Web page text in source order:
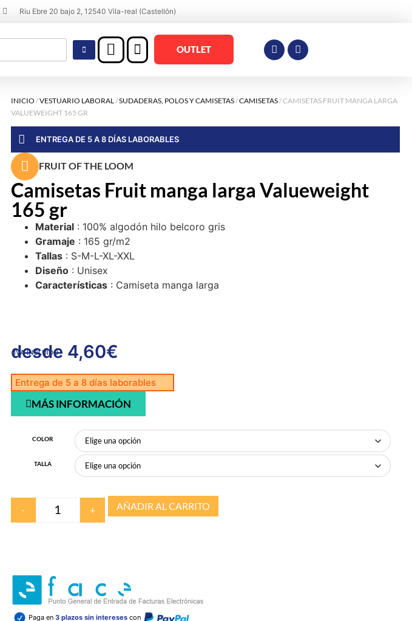
Riu Ebre 20 bajo 2, 12540 Vila-real (Castellón)
OUTLET
INICIO /VESTUARIO LABORAL /SUDADERAS, POLOS Y CAMISETAS/CAMISETAS/ CAMISETAS FRUIT MANGA LARGA
VALUEWEIGHT 165 GR
ENTREGA DE 5 A 8 DÍAS LABORABLES
FRUIT OF THE LOOM
Camisetas Fruit manga larga Valueweight
165 gr
Material: 100% algodón hilo belcoro gris
Gramaje : 165 gr/m2
Tallas: S-M-L-XL-XXL
Diseño: Unisex
Características: Camiseta manga larga
desde 4,60€
IVA INCLUIDO
Entrega de 5 a 8 días laborables
MÁS INFORMACIÓN
COLOR
TALLA
- + AÑADIR AL CARRITO
Paga en 3 plazos sin intereses con